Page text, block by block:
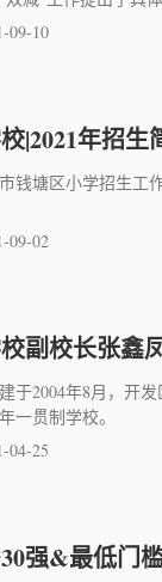
09-10
|2021年招生
钱塘区小学招生工
09-02
副校长张鑫
于2004年8月，开
一贯制学校。
04-25
强&最低门